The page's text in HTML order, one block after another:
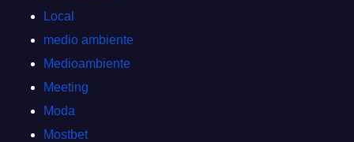
Local
medio ambiente
Medioambiente
Meeting
Moda
Mostbet